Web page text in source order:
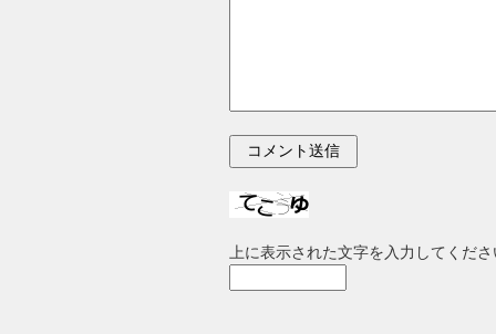
上に表示された文字を入力してくださ